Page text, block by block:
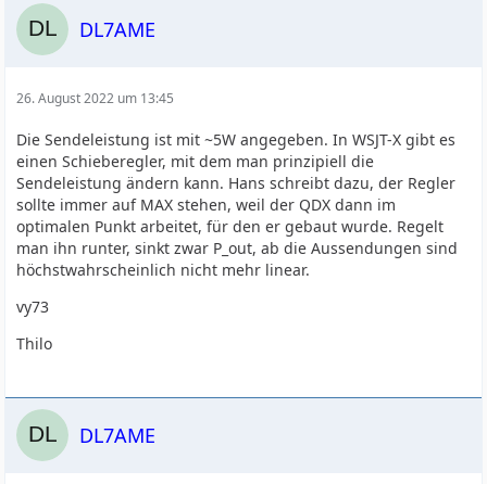
DL7AME
26. August 2022 um 13:45
Die Sendeleistung ist mit ~5W angegeben. In WSJT-X gibt es
einen Schieberegler, mit dem man prinzipiell die
Sendeleistung ändern kann. Hans schreibt dazu, der Regler
sollte immer auf MAX stehen, weil der QDX dann im
optimalen Punkt arbeitet, für den er gebaut wurde. Regelt
man ihn runter, sinkt zwar P_out, ab die Aussendungen sind
höchstwahrscheinlich nicht mehr linear.
vy73
Thilo
DL7AME